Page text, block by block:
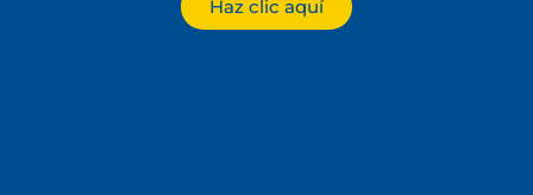
Haz clic aquí